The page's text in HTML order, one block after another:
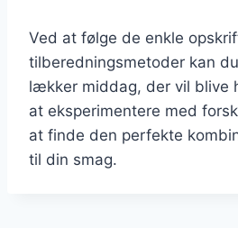
Ved at følge de enkle
tilberedningsmetoder kan
lækker middag, der vil blive
at eksperimentere med
at finde den perfekte
til din smag.